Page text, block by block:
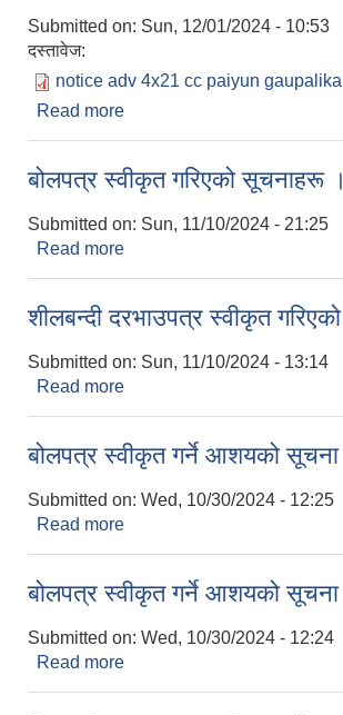
Submitted on: Sun, 12/01/2024 - 10:53
दस्तावेज:
notice adv 4x21 cc paiyun
Read more
बोलपत्र स्वीकृत गरिएको सूचनाहरू ।
Submitted on: Sun, 11/10/2024 - 21:25
Read more
शीलबन्दी दरभाउपत्र स्वीकृत
Submitted on: Sun, 11/10/2024 - 13:14
Read more
बोलपत्र स्वीकृत गर्ने आशयको सूचना
Submitted on: Wed, 10/30/2024 - 12:25
Read more
बोलपत्र स्वीकृत गर्ने आशयको सूचना
Submitted on: Wed, 10/30/2024 - 12:24
Read more